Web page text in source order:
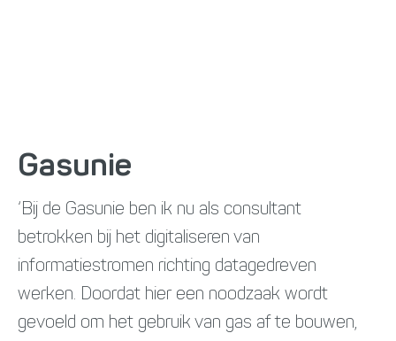
Gasunie
‘Bij de Gasunie ben ik nu als consultant
betrokken bij het digitaliseren van
informatiestromen richting datagedreven
werken. Doordat hier een noodzaak wordt
gevoeld om het gebruik van gas af te bouwen,